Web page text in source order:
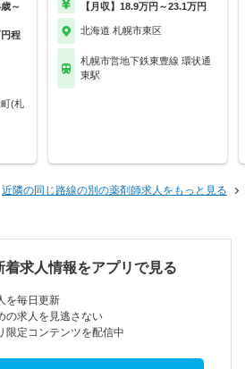
～
円程
(札
【月収】18.9万円～23.1万円
北海道 札幌市東区
札幌市営地下鉄東豊線 環状通
東駅
近隣の同じ路線の別の薬剤師求人をもっと見る
着求人情報をアプリで見る
を毎日更新
の求人を見逃さない
限定コンテンツを配信中